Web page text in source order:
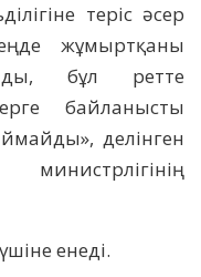
теріс әсер
жұмыртқаны
бұл ретте
байланысты
делінген
енеді.